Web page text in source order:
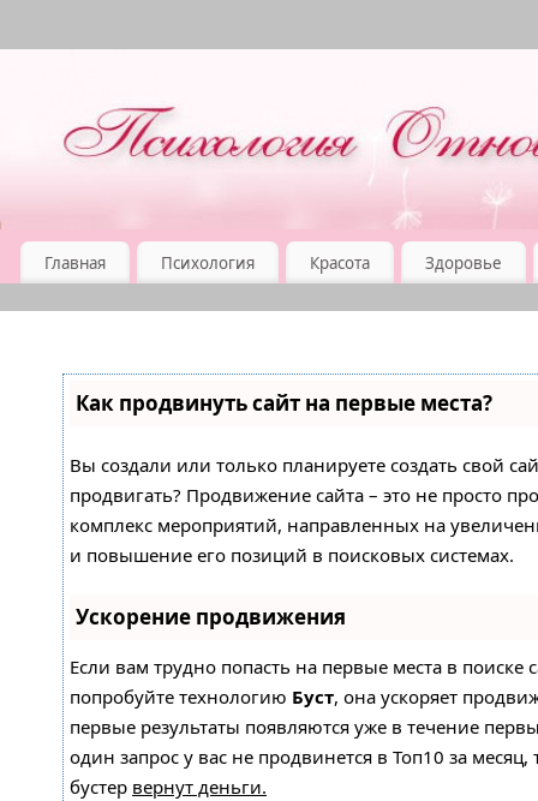
Главная Психология Красота Здоровье
Как продвинуть сайт на первые места?
Вы создали или только планируете создать свой
продвигать? Продвижение сайта – это не просто
комплекс мероприятий, направленных на
и повышение его позиций в поисковых системах.
Ускорение продвижения
Если вам трудно попасть на первые места в поиске
попробуйте технологию Буст, она ускоряет
первые результаты появляются уже в течение
один запрос у вас не продвинется в Топ10 за месяц,
бустер вернут деньги.